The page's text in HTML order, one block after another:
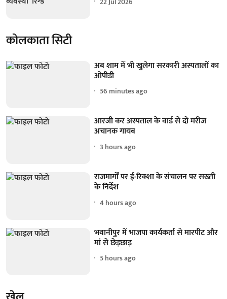
कोलकाता सिटी
अब शाम में भी खुलेगा सरकारी अस्पतालों का
ओपीडी
56 minutes ago
आरजी कर अस्पताल के वार्ड से दो मरीज
अचानक गायब
3 hours ago
राजमार्गों पर ई-रिक्शा के संचालन पर सख्ती
के निर्देश
4 hours ago
भवानीपुर में भाजपा कार्यकर्ता से मारपीट और
मां से छेड़छाड़
5 hours ago